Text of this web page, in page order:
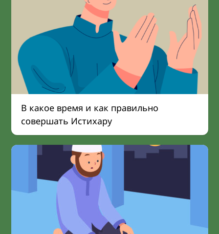
В какое время и как правильно
совершать Истихару